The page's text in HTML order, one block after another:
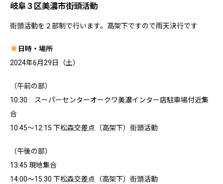
岐阜３区美濃市街頭活動
街頭活動を２部制で行います。高架下ですので雨天決行です
日時・場所
2024年6月29日（土）
（午前の部）
10:30 スーパーセンターオークワ美濃インター店駐車場付近集
合
10:45～12:15 下松森交差点（高架下）街頭活動
（午後の部）
13:45 現地集合
14:00～15:30 下松森交差点（高架下）街頭活動